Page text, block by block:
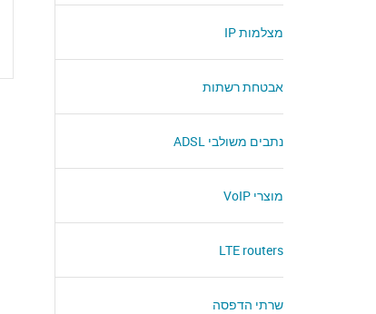
מצלמות IP
אבטחת רשתות
נתבים משולבי ADSL
מוצרי VoIP
LTE routers
שרתי הדפסה